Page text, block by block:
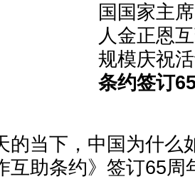
国国家主
人金正恩
规模庆祝
条约签订
的当下，中国为什么
互助条约》签订65周